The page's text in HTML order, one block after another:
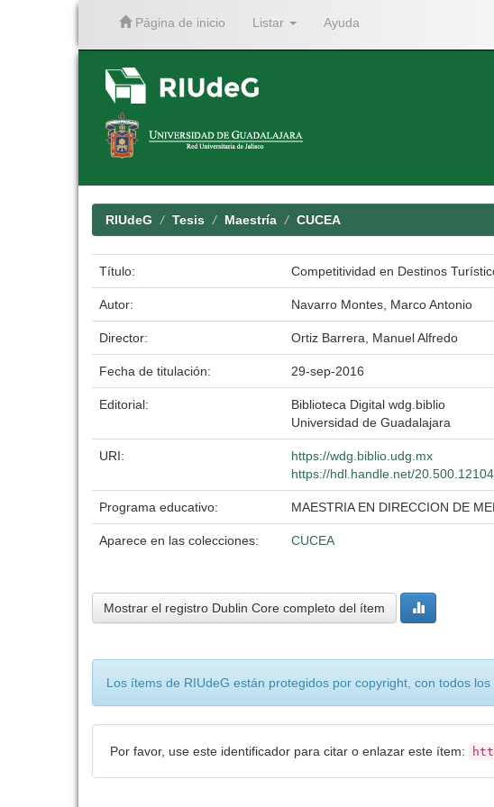
Página de inicio Listar Ayuda
RIUdeG Tesis Maestría CUCEA
Título: Competitividad en Destinos
Autor: Navarro Montes, Marco Antonio
Director: Ortiz Barrera, Manuel Alfredo
Fecha de titulación: 29-sep-2016
Editorial:
Biblioteca Digital wdg.biblio
Universidad de Guadalajara
URI:
https://wdg.biblio.udg.mx
https://hdl.handle.net/
Programa educativo: MAESTRIA EN DIRECCION DE
Aparece en las colecciones: CUCEA
Mostrar el registro Dublin Core completo del ítem
Los ítems de RIUdeG están protegidos por copyright, con todos
Por favor, use este identificador para citar o enlazar este ítem: